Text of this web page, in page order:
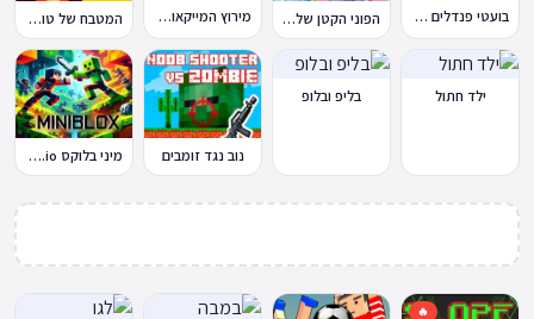
בועטי פנדלים Penalty Shooters הפוני הקטן שלי: מסיבה בכפר מירוץ המייקאובר Makeover Run המטבח של טוקה בוקה
ילד חתול בליפ ובלופ
נוב נגד זומבים מיני בלוקס Miniblox.io
🔥